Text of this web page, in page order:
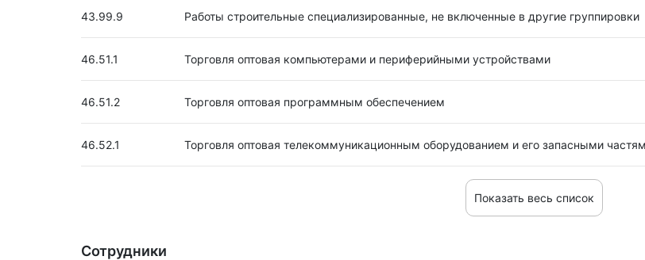
43.99.9 Работы строительные специализированные, не включенные в другие группировки
46.51.1 Торговля оптовая компьютерами и периферийными устройствами
46.51.2 Торговля оптовая программным обеспечением
46.52.1 Торговля оптовая телекоммуникационным оборудованием и его запасными
Показать весь список
Сотрудники